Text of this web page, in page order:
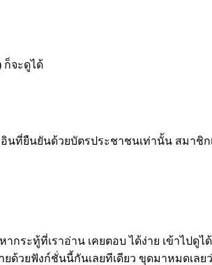
ก็จะดูได้
นที่ยืนยันด้วยบัตรประชาชนเท่านั้น สมาชิ
หากระทู้ที่เราอ่าน เคยตอบ ได้ง่าย เข้าไ
ด้วยฟังก์ชั่นนี้กันเลยทีเดียว ขุดมาหมดเล